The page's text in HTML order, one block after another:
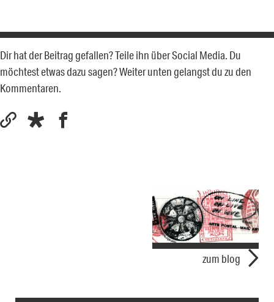
Dir hat der Beitrag gefallen? Teile ihn über Social Media. Du
möchtest etwas dazu sagen? Weiter unten gelangst du zu den
Kommentaren.
zum blog